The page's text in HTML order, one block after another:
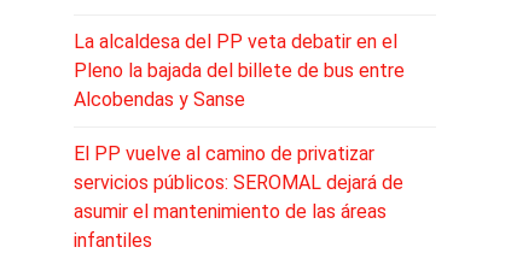
La alcaldesa del PP veta debatir en el
Pleno la bajada del billete de bus entre
Alcobendas y Sanse
El PP vuelve al camino de privatizar
servicios públicos: SEROMAL dejará de
asumir el mantenimiento de las áreas
infantiles